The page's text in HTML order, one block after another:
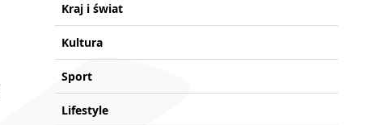
Kraj i świat
Kultura
Sport
Lifestyle